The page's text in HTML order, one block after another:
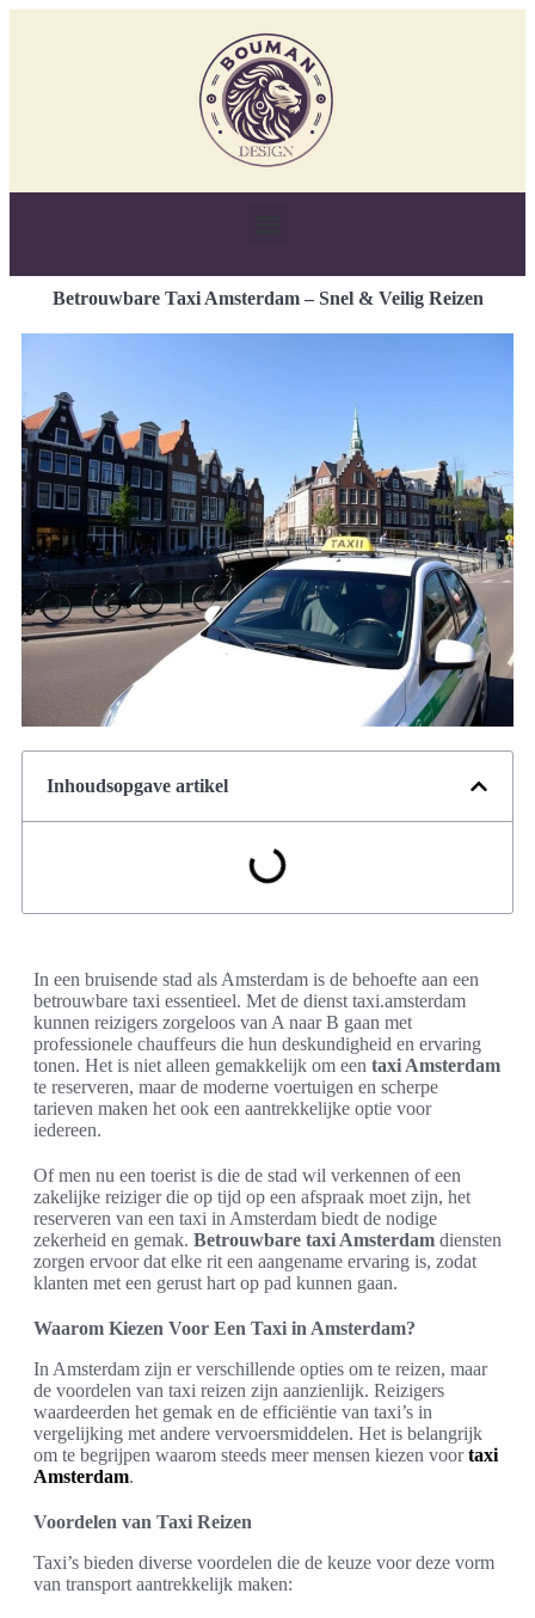
Betrouwbare Taxi Amsterdam – Snel & Veilig Reizen
Inhoudsopgave artikel
In een bruisende stad als Amsterdam is de behoefte aan een
betrouwbare taxi essentieel. Met de dienst taxi.amsterdam
kunnen reizigers zorgeloos van A naar B gaan met
professionele chauffeurs die hun deskundigheid en ervaring
tonen. Het is niet alleen gemakkelijk om een taxi Amsterdam
te reserveren, maar de moderne voertuigen en scherpe
tarieven maken het ook een aantrekkelijke optie voor
iedereen.
Of men nu een toerist is die de stad wil verkennen of een
zakelijke reiziger die op tijd op een afspraak moet zijn, het
reserveren van een taxi in Amsterdam biedt de nodige
zekerheid en gemak. Betrouwbare taxi Amsterdam diensten
zorgen ervoor dat elke rit een aangename ervaring is, zodat
klanten met een gerust hart op pad kunnen gaan.
Waarom Kiezen Voor Een Taxi in Amsterdam?
In Amsterdam zijn er verschillende opties om te reizen, maar
de voordelen van taxi reizen zijn aanzienlijk. Reizigers
waardeerden het gemak en de efficiëntie van taxi’s in
vergelijking met andere vervoersmiddelen. Het is belangrijk
om te begrijpen waarom steeds meer mensen kiezen voortaxi
Amsterdam.
Voordelen van Taxi Reizen
Taxi’s bieden diverse voordelen die de keuze voor deze vorm
van transport aantrekkelijk maken: